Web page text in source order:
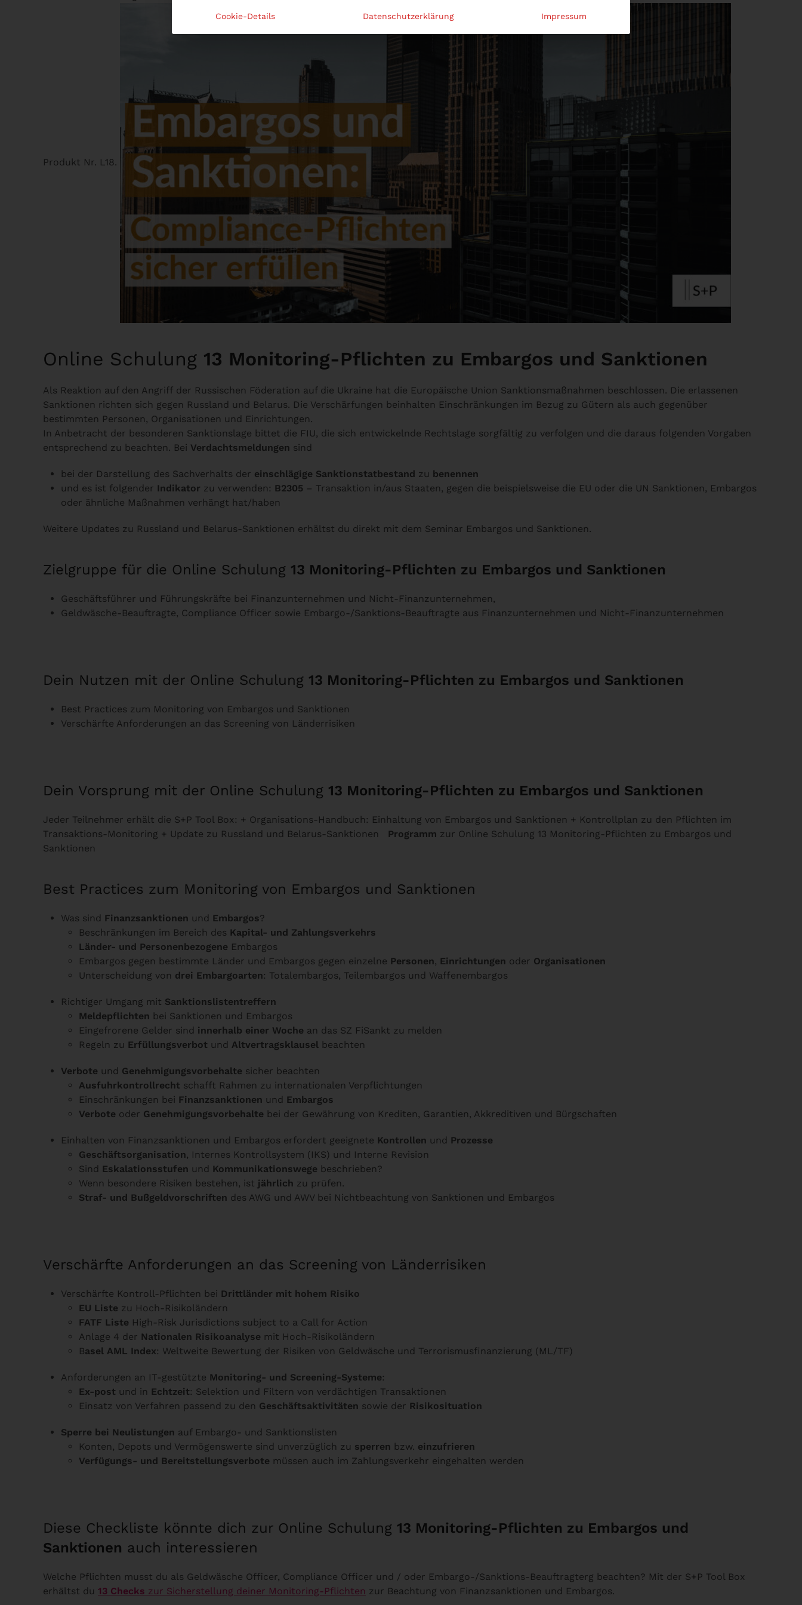
Produkt Nr. L18.
Online Schulung 13 Monitoring-Pflichten zu Embargos und Sanktionen
Als Reaktion auf den Angriff der Russischen Föderation auf die Ukraine hat die Europäische Union Sanktionsmaßnahmen beschlossen. Die erlassenen
Sanktionen richten sich gegen Russland und Belarus. Die Verschärfungen beinhalten Einschränkungen im Bezug zu Gütern als auch gegenüber
bestimmten Personen, Organisationen und Einrichtungen.
In Anbetracht der besonderen Sanktionslage bittet die FIU, die sich entwickelnde Rechtslage sorgfältig zu verfolgen und die daraus folgenden Vorgaben
entsprechend zu beachten. Bei Verdachtsmeldungen sind
bei der Darstellung des Sachverhalts der einschlägige Sanktionstatbestand zu benennen
und es ist folgender Indikator zu verwenden: B2305 – Transaktion in/aus Staaten, gegen die beispielsweise die EU oder die UN Sanktionen, Embargos
oder ähnliche Maßnahmen verhängt hat/haben
Weitere Updates zu Russland und Belarus-Sanktionen erhältst du direkt mit dem Seminar Embargos und Sanktionen.
Zielgruppe für die Online Schulung 13 Monitoring-Pflichten zu Embargos und Sanktionen
Geschäftsführer und Führungskräfte bei Finanzunternehmen und Nicht-Finanzunternehmen,
Geldwäsche-Beauftragte, Compliance Officer sowie Embargo-/Sanktions-Beauftragte aus Finanzunternehmen und Nicht-Finanzunternehmen
Dein Nutzen mit der Online Schulung 13 Monitoring-Pflichten zu Embargos und Sanktionen
Best Practices zum Monitoring von Embargos und Sanktionen
Verschärfte Anforderungen an das Screening von Länderrisiken
Dein Vorsprung mit der Online Schulung 13 Monitoring-Pflichten zu Embargos und Sanktionen
Jeder Teilnehmer erhält die S+P Tool Box: + Organisations-Handbuch: Einhaltung von Embargos und Sanktionen + Kontrollplan zu den Pflichten im
Transaktions-Monitoring + Update zu Russland und Belarus-Sanktionen
Programm zur Online Schulung 13 Monitoring-Pflichten zu Embargos und
Sanktionen
Best Practices zum Monitoring von Embargos und Sanktionen
Was sind Finanzsanktionen und Embargos?
Beschränkungen im Bereich des Kapital- und Zahlungsverkehrs
Länder- und Personenbezogene Embargos
Embargos gegen bestimmte Länder und Embargos gegen einzelne Personen, Einrichtungen oder Organisationen
Unterscheidung von drei Embargoarten: Totalembargos, Teilembargos und Waffenembargos
Richtiger Umgang mit Sanktionslistentreffern
Meldepflichten bei Sanktionen und Embargos
Eingefrorene Gelder sind innerhalb einer Woche an das SZ FiSankt zu melden
Regeln zu Erfüllungsverbot und Altvertragsklausel beachten
Verbote und Genehmigungsvorbehalte sicher beachten
Ausfuhrkontrollrecht schafft Rahmen zu internationalen Verpflichtungen
Einschränkungen bei Finanzsanktionen und Embargos
Verbote oder Genehmigungsvorbehalte bei der Gewährung von Krediten, Garantien, Akkreditiven und Bürgschaften
Einhalten von Finanzsanktionen und Embargos erfordert geeignete Kontrollen und Prozesse
Geschäftsorganisation, Internes Kontrollsystem (IKS) und Interne Revision
Sind Eskalationsstufen und Kommunikationswege beschrieben?
Wenn besondere Risiken bestehen, ist jährlich zu prüfen.
Straf- und Bußgeldvorschriften des AWG und AWV bei Nichtbeachtung von Sanktionen und Embargos
Verschärfte Anforderungen an das Screening von Länderrisiken
Verschärfte Kontroll-Pflichten bei Drittländer mit hohem Risiko
EU Liste zu Hoch-Risikoländern
FATF Liste High-Risk Jurisdictions subject to a Call for Action
Anlage 4 der Nationalen Risikoanalyse mit Hoch-Risikoländern
Basel AML Index: Weltweite Bewertung der Risiken von Geldwäsche und Terrorismusfinanzierung (ML/TF)
Anforderungen an IT-gestützte Monitoring- und Screening-Systeme:
Ex-post und in Echtzeit: Selektion und Filtern von verdächtigen Transaktionen
Einsatz von Verfahren passend zu den Geschäftsaktivitäten sowie der Risikosituation
Sperre bei Neulistungen auf Embargo- und Sanktionslisten
Konten, Depots und Vermögenswerte sind unverzüglich zu sperren bzw. einzufrieren
Verfügungs- und Bereitstellungsverbote müssen auch im Zahlungsverkehr eingehalten werden
Diese Checkliste könnte dich zur Online Schulung 13 Monitoring-Pflichten zu Embargos und
Sanktionen auch interessieren
Welche Pflichten musst du als Geldwäsche Officer, Compliance Officer und / oder Embargo-/Sanktions-Beauftragterg beachten? Mit der S+P Tool Box
erhältst du 13 Checks zur Sicherstellung deiner Monitoring-Pflichten zur Beachtung von Finanzsanktionen und Embargos.
Cookie-Details Datenschutzerklärung Impressum